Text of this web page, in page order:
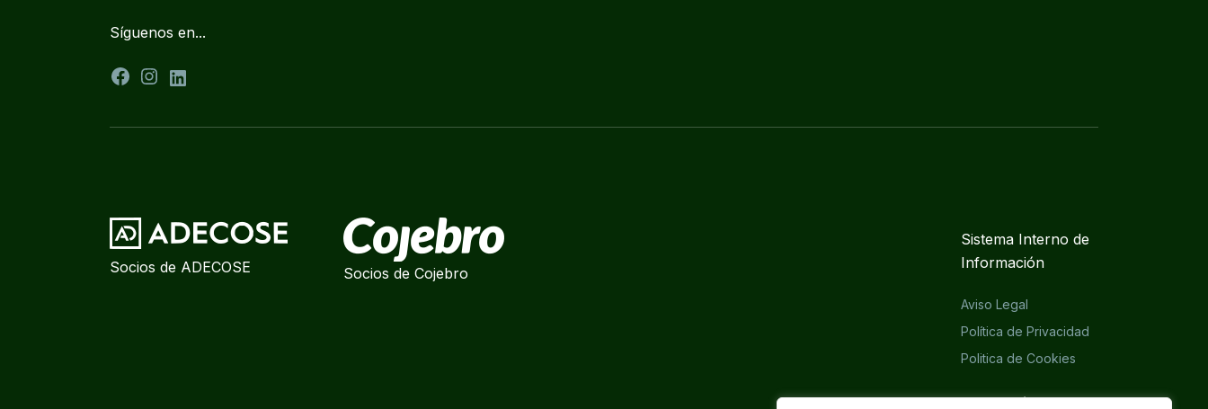
Síguenos en...
Facebook
Instagram
LinkedIn
Socios de ADECOSE Socios de Cojebro
Sistema Interno de
Información
Aviso Legal
Política de Privacidad
Politica de Cookies
Eliminación cuenta